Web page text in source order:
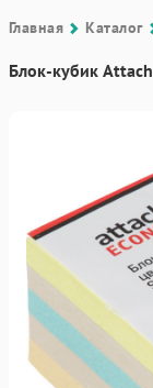
Главная Каталог
Блок-кубик